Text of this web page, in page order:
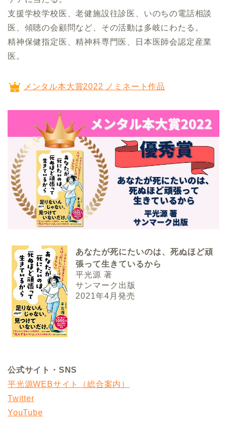
支援学校学校医、老健施設往診医、いのちの電話相談
医、傾聴の会顧問など、その活動は多岐にわたる。
精神保健指定医、精神科専門医、日本医師会認定産業
医。
メンタル本大賞2022 ノミネート作品
あなたが死にたいのは、死ぬほど頑
張って生きているから
平光源 著
サンマーク出版
2021年4月発売
公式サイト・SNS
平光源WEBサイト（総合案内）
Twitter
YouTube